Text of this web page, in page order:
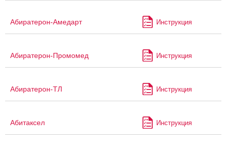
Абиратерон-Амедарт Инструкция
Абиратерон-Промомед Инструкция
Абиратерон-ТЛ Инструкция
Абитаксел Инструкция